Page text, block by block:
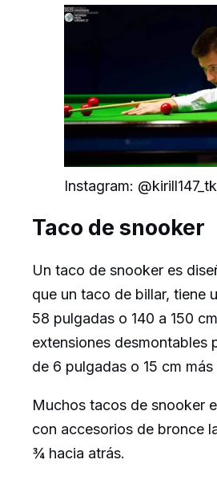
Instagram:
Taco de snooker
Un taco de snooker es
que un taco de billar, tiene
58 pulgadas o 140 a 150
extensiones desmontables
de 6 pulgadas o 15 cm más
Muchos tacos de snooker
con accesorios de bronce
¾ hacia atrás.